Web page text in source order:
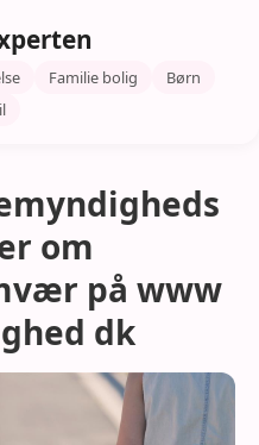
Familie bolig
Børn
om
på www
dk